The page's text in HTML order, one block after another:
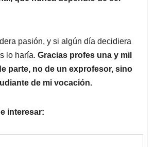
pasión, y si algún día decidiera
lo haría. Gracias profes una y mil
parte, no de un exprofesor, sino
de mi vocación.
interesar: